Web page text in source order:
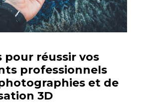
pour réussir vos
professionnels
et de
3D